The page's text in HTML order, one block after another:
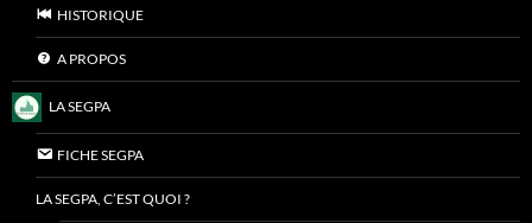
HISTORIQUE
A PROPOS
LA SEGPA
FICHE SEGPA
LA SEGPA, C’EST QUOI ?